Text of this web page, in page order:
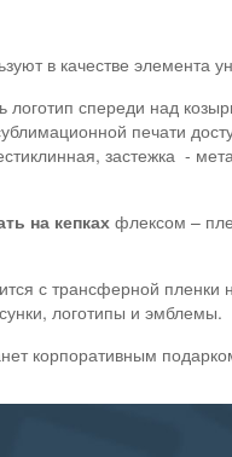
в качестве
спереди над
печати
застежка -
на кепкахфлексом –
с трансферной пленки
логотипы и эмблемы.
корпоративным